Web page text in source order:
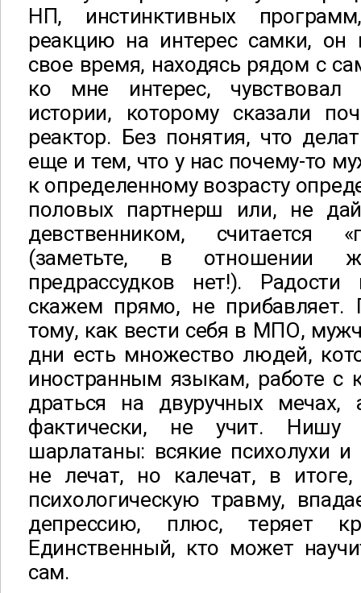
НП, инстинктивных
реакцию на интерес самки,
свое время, находясь рядом с
ко мне интерес, чувствовал
истории, которому сказали
реактор. Без понятия, что
еще и тем, что у нас почему-то
к определенному возрасту
половых партнерш или, не
девственником, считается
(заметьте, в отношении
предрассудков нет!).
скажем прямо, не прибавляет.
тому, как вести себя в МПО,
дни есть множество людей,
иностранным языкам, работе с
драться на двуручных
фактически, не учит. Нишу
шарлатаны: всякие психолухи
не лечат, но калечат, в
психологическую травму,
депрессию, плюс, теряет
Единственный, кто может
сам.